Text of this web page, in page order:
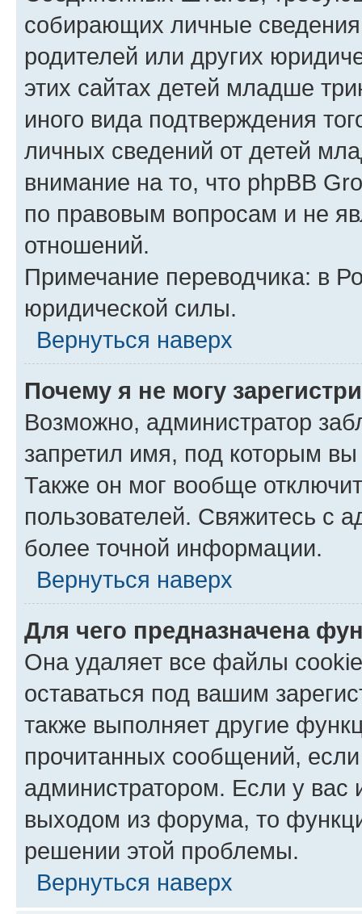
собирающих личные
родителей или других
этих сайтах детей младше
иного вида подтверждения
личных сведений от детей
внимание на то, что phpBB
по правовым вопросам и не
отношений.
Примечание переводчика: в
юридической силы.
Вернуться наверх
Почему я не могу
Возможно, администратор
запретил имя, под которым вы
Также он мог вообще
пользователей. Свяжитесь с
более точной информации.
Вернуться наверх
Для чего предназначена
Она удаляет все файлы
оставаться под вашим
также выполняет другие
прочитанных сообщений,
администратором. Если у
выходом из форума, то
решении этой проблемы.
Вернуться наверх